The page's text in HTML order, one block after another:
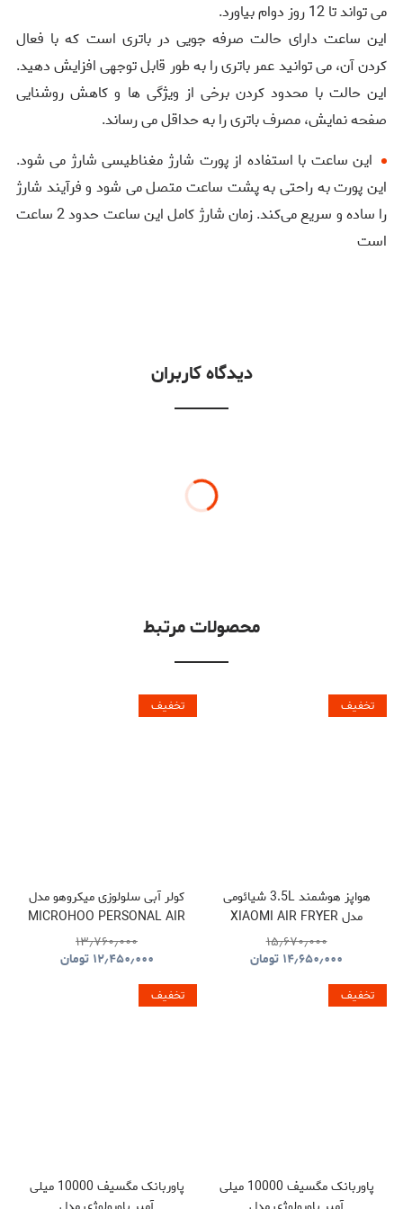
می‌ تواند تا 12 روز دوام بیاورد.
این ساعت دارای حالت صرفه‌ جویی در باتری است که با فعال
کردن آن، می ‌توانید عمر باتری را به طور قابل توجهی افزایش دهید.
این حالت با محدود کردن برخی از ویژگی ‌ها و کاهش روشنایی
صفحه نمایش، مصرف باتری را به حداقل می ‌رساند.
این ساعت با استفاده از پورت شارژ مغناطیسی شارژ می ‌شود.
این پورت به راحتی به پشت ساعت متصل می‌ شود و فرآیند شارژ
را ساده و سریع می‌کند. زمان شارژ کامل این ساعت حدود 2 ساعت
است
دیدگاه کاربران
محصولات مرتبط
تخفیف
هواپز هوشمند 3.5L شیائومی
مدل XIAOMI AIR FRYER
MAF02
۱۵٫۶۷۰٫۰۰۰
۱۴٫۶۵۰٫۰۰۰ تومان
تخفیف
کولر آبی سلولوزی میکروهو مدل
MICROHOO PERSONAL AIR
COOLER MH01R
۱۳٫۷۶۰٫۰۰۰
۱۲٫۴۵۰٫۰۰۰ تومان
تخفیف
پاوربانک مگسیف 10000 میلی
تخفیف
پاوربانک مگسیف 10000 میلی